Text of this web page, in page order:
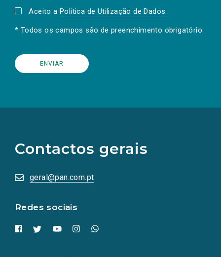
Aceito a Política de Utilização de Dados.
* Todos os campos são de preenchimento obrigatório.
Contactos gerais
geral@pan.com.pt
Redes sociais
redes
sociais
numa
nova